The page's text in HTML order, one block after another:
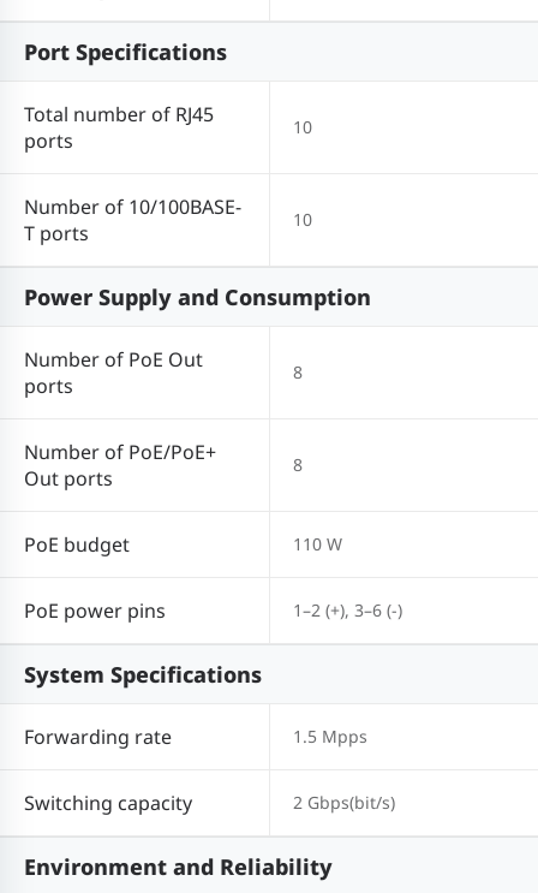
Port Specifications
Total number of RJ45
ports
10
Number of 10/100BASE-
T ports
10
Power Supply and Consumption
Number of PoE Out
ports
8
Number of PoE/PoE+
Out ports
8
PoE budget 110 W
PoE power pins 1–2 (+), 3–6 (-)
System Specifications
Forwarding rate 1.5 Mpps
Switching capacity 2 Gbps(bit/s)
Environment and Reliability